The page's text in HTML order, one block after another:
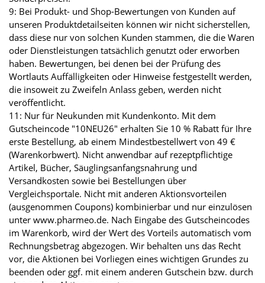
9: Bei Produkt- und Shop-Bewertungen von Kunden auf
unseren Produktdetailseiten können wir nicht sicherstellen,
dass diese nur von solchen Kunden stammen, die die Waren
oder Dienstleistungen tatsächlich genutzt oder erworben
haben. Bewertungen, bei denen bei der Prüfung des
Wortlauts Auffälligkeiten oder Hinweise festgestellt werden,
die insoweit zu Zweifeln Anlass geben, werden nicht
veröffentlicht.
11: Nur für Neukunden mit Kundenkonto. Mit dem
Gutscheincode "10NEU26" erhalten Sie 10 % Rabatt für Ihre
erste Bestellung, ab einem Mindestbestellwert von 49 €
(Warenkorbwert). Nicht anwendbar auf rezeptpflichtige
Artikel, Bücher, Säuglingsanfangsnahrung und
Versandkosten sowie bei Bestellungen über
Vergleichsportale. Nicht mit anderen Aktionsvorteilen
(ausgenommen Coupons) kombinierbar und nur einzulösen
unter www.pharmeo.de. Nach Eingabe des Gutscheincodes
im Warenkorb, wird der Wert des Vorteils automatisch vom
Rechnungsbetrag abgezogen. Wir behalten uns das Recht
vor, die Aktionen bei Vorliegen eines wichtigen Grundes zu
beenden oder ggf. mit einem anderen Gutschein bzw. durch